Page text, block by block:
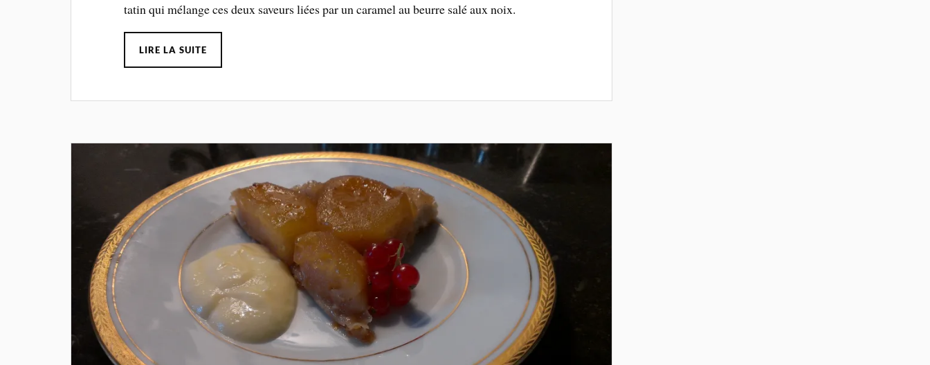
tatin qui mélange ces deux saveurs liées par un caramel au beurre salé aux noix.
LIRE LA SUITE